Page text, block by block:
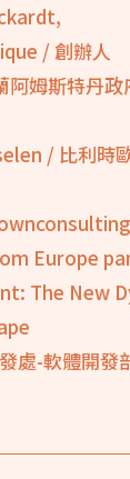
/ 創辦人
姆斯特丹政
/ 比利時
Europe
The New
處-軟體開發